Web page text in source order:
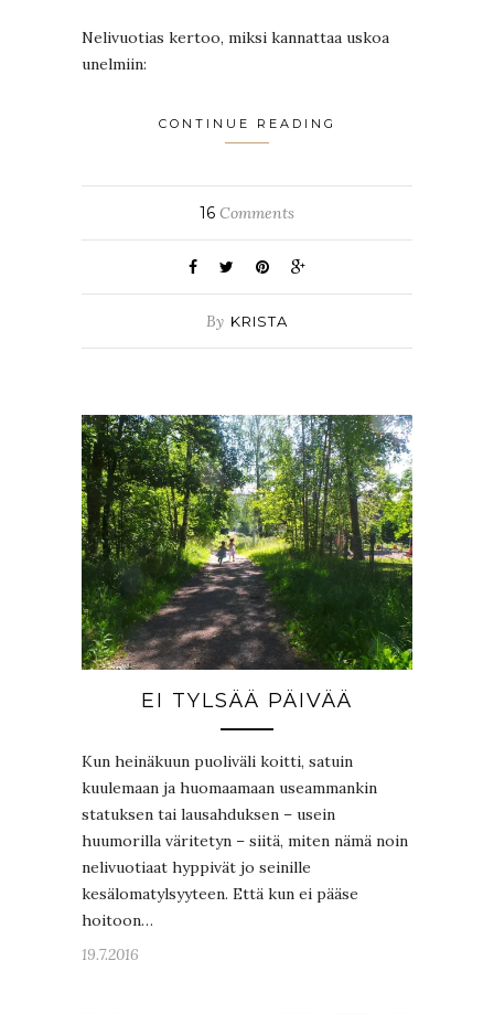
Nelivuotias kertoo, miksi kannattaa uskoa
unelmiin:
CONTINUE READING
16 Comments
By KRISTA
EI TYLSÄÄ PÄIVÄÄ
Kun heinäkuun puoliväli koitti, satuin
kuulemaan ja huomaamaan useammankin
statuksen tai lausahduksen – usein
huumorilla väritetyn – siitä, miten nämä noin
nelivuotiaat hyppivät jo seinille
kesälomatylsyyteen. Että kun ei pääse
hoitoon…
19.7.2016